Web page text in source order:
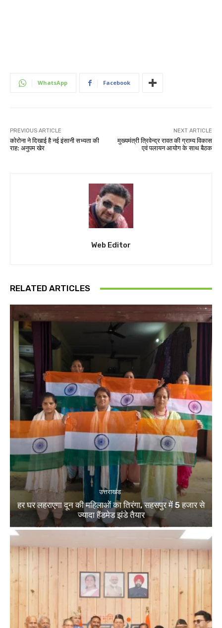
WhatsApp Facebook
PREVIOUS ARTICLE
कोरोना ने दिखाई है नई इंसानी सभ्यता की
राह: अनुपम खेर
NEXT ARTICLE
मुख्यमंत्री त्रिवेन्द्र रावत की ग्राम्य विकास
एवं पलायन आयोग के साथ बैठक
Web Editor
RELATED ARTICLES
उत्तराखंड
हर घर लहराएगा दून की महिलाओं का तिरंगा, सहसपुर में 5 हजार से
ज्यादा हैंडमेड झंडे तैयार